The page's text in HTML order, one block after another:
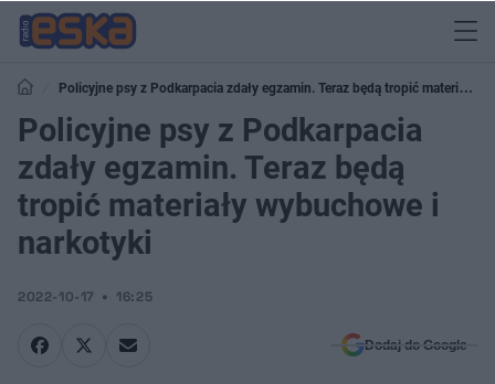
Policyjne psy z Podkarpacia zdały egzamin. Teraz będą tropić materiały
wybuchowe i narkotyki
Policyjne psy z Podkarpacia
zdały egzamin. Teraz będą
tropić materiały wybuchowe i
narkotyki
2022-10-17 16:25
Dodaj do Google